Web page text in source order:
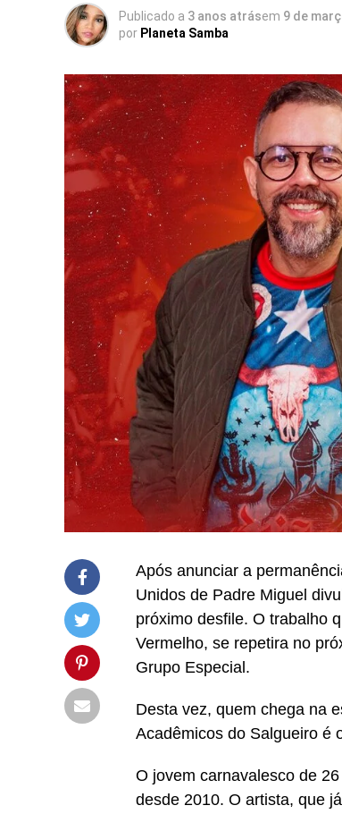
Publicado a 3 anos atrásem 9 de
por Planeta Samba
Após anunciar a
Unidos de Padre Miguel
próximo desfile. O trabalho
Vermelho, se repetira no
Grupo Especial.
Desta vez, quem chega na
Acadêmicos do Salgueiro é
O jovem carnavalesco de
desde 2010. O artista, que